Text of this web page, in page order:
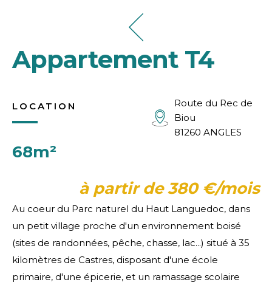
Appartement T4
LOCATION
Route du Rec de
Biou
81260 ANGLES
68m²
à partir de 380 €/mois
Au coeur du Parc naturel du Haut Languedoc, dans
un petit village proche d'un environnement boisé
(sites de randonnées, pêche, chasse, lac...) situé à 35
kilomètres de Castres, disposant d'une école
primaire, d'une épicerie, et un ramassage scolaire